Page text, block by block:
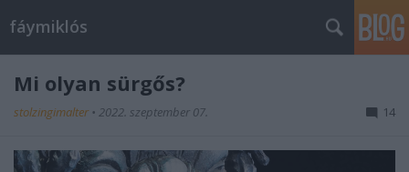
fáymiklós
Mi olyan sürgős?
stolzingimalter • 2022. szeptember 07. 14